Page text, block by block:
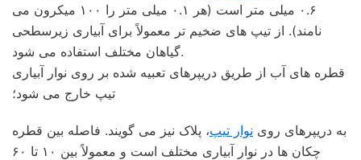
۰.۶ میلی متر است (هر ۰.۱ میلی متر را ۱۰۰ میکرون می
نامند). از تیپ های ضخیم تر معمولاً برای آبیاری زیرسطحی
گیاهان مختلف استفاده می شود.
قطره های آب از طریق دریپرهای تعبیه شده بر روی نوار آبیاری
تیپ خارج می شود؛
به دریپرهای روی نوار تیپ، پلاک نیز می گویند. فاصله بین قطره
چکان ها در نوار آبیاری مختلف است و معمولاً بین ۱۰ تا ۶۰